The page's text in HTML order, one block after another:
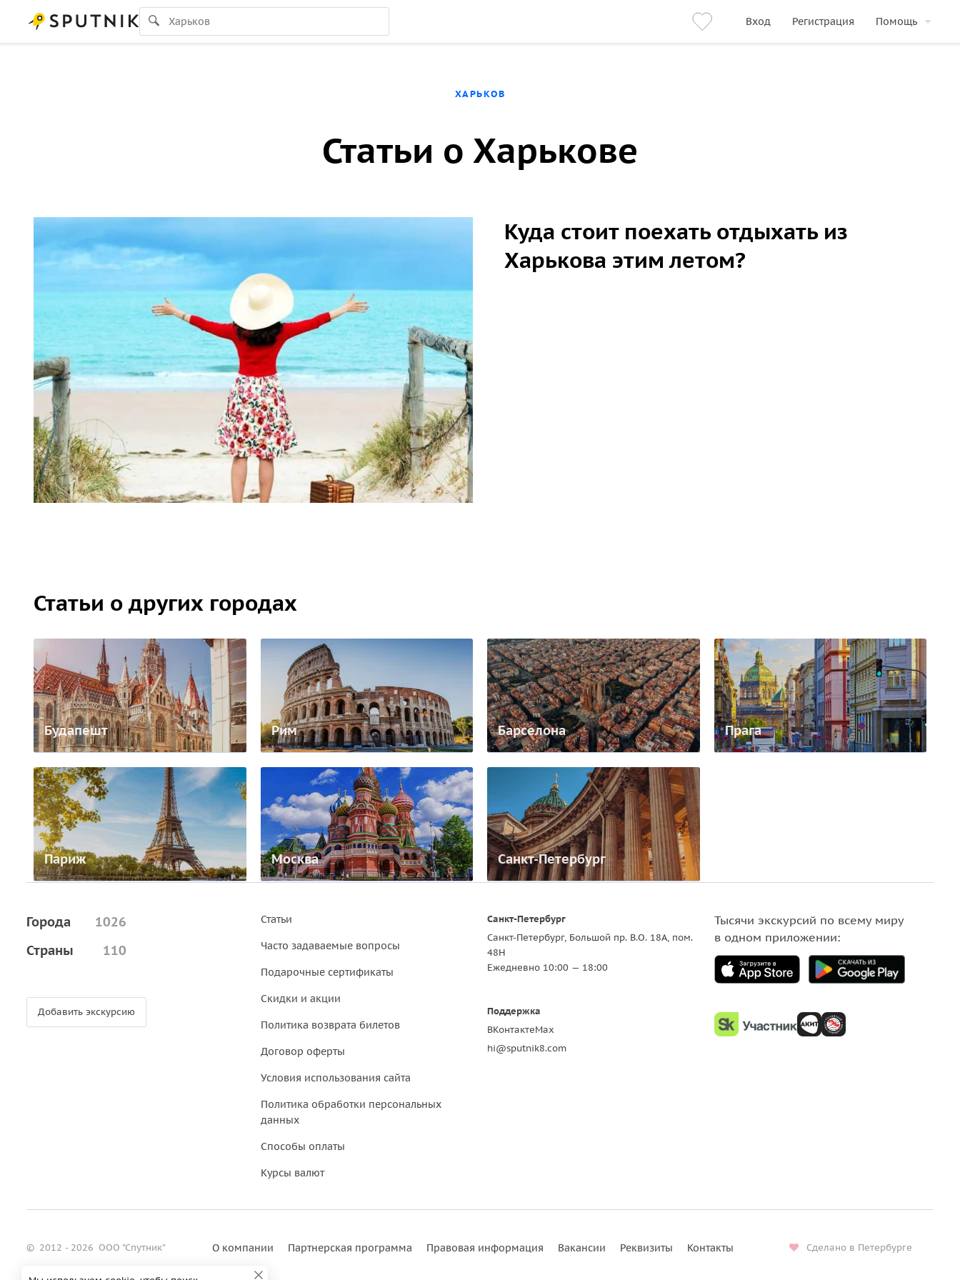
Вход Регистрация Помощь
ХАРЬКОВ
Статьи о Харькове
Куда стоит поехать отдыхать из
Харькова этим летом?
Статьи о других городах
Будапешт Рим Барселона Прага
Париж Москва Санкт-Петербург
Города
1026
Страны
110
Добавить экскурсию
Статьи
Часто задаваемые вопросы
Подарочные сертификаты
Скидки и акции
Политика возврата билетов
Договор оферты
Условия использования сайта
Политика обработки персональных
данных
Способы оплаты
Курсы валют
Санкт-Петербург
Санкт-Петербург, Большой пр. В.О. 18A, пом.
48Н
Ежедневно 10:00 — 18:00
Поддержка
ВКонтактеMax
hi@sputnik8.com
Тысячи экскурсий по всему миру
в одном приложении:
О компании Партнерская программа Правовая информация Вакансии Реквизиты Контакты
© 2012 - 2026 ООО "Спутник" Сделано в Петербурге